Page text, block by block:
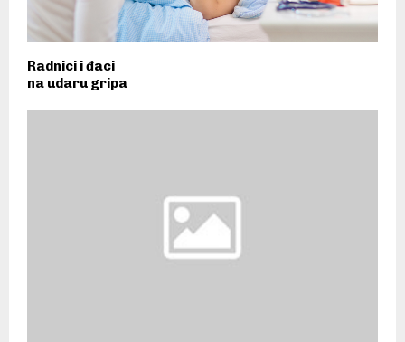
Radnici i đaci
na udaru gripa